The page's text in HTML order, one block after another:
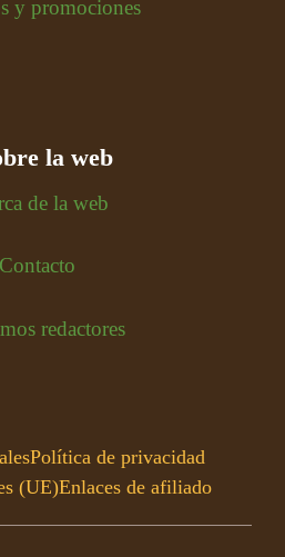
y promociones
la web
de la web
Contacto
redactores
Política de privacidad
(UE)Enlaces de afiliado